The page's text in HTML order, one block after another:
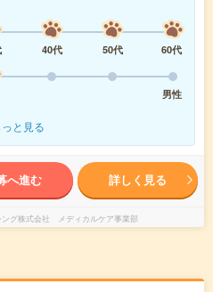
40代 50代
60代
男性
っと見る
へ進む 詳しく見る
ング株式会社 メディカルケア事業部